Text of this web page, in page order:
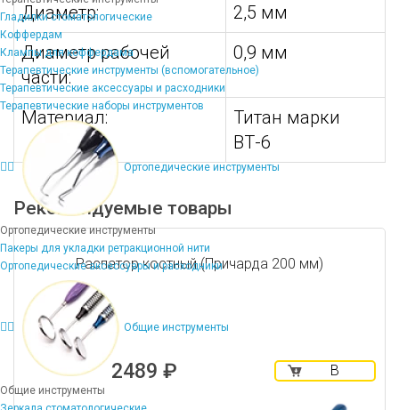
Гладилки стоматологические
Коффердам
Клампы для коффердама
Терапевтические инструменты (вспомогательное)
Терапевтические аксессуары и расходники
Терапевтические наборы инструментов
Ортопедические инструменты
Ортопедические инструменты
Пакеры для укладки ретракционной нити
Ортопедические аксессуары и расходники
Общие инструменты
Общие инструменты
Диаметр:
2,5 мм
Диаметр рабочей
части:
0,9 мм
Материал:
Титан марки
ВТ-6
Рекомендуемые товары
Распатор костный (Причарда 200 мм)
2489 ₽
В